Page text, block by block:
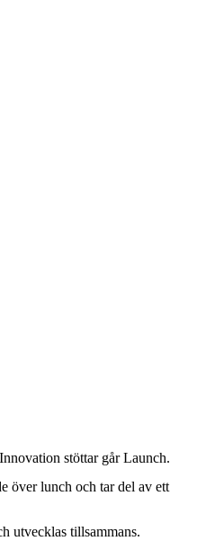
stöttar går Launch.
över lunch och tar del av ett
utvecklas tillsammans.